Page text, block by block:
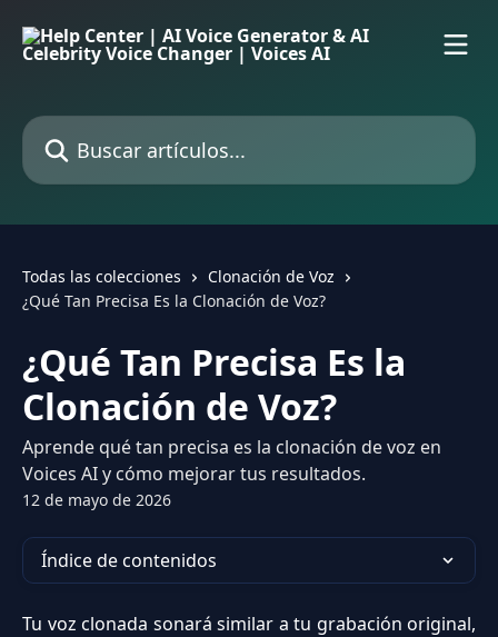
Buscar artículos...
Todas las colecciones
Clonación de Voz
¿Qué Tan Precisa Es la Clonación de Voz?
¿Qué Tan Precisa Es la
Clonación de Voz?
Aprende qué tan precisa es la clonación de voz en
Voices AI y cómo mejorar tus resultados.
12 de mayo de 2026
Índice de contenidos
Tu voz clonada sonará similar a tu grabación original,